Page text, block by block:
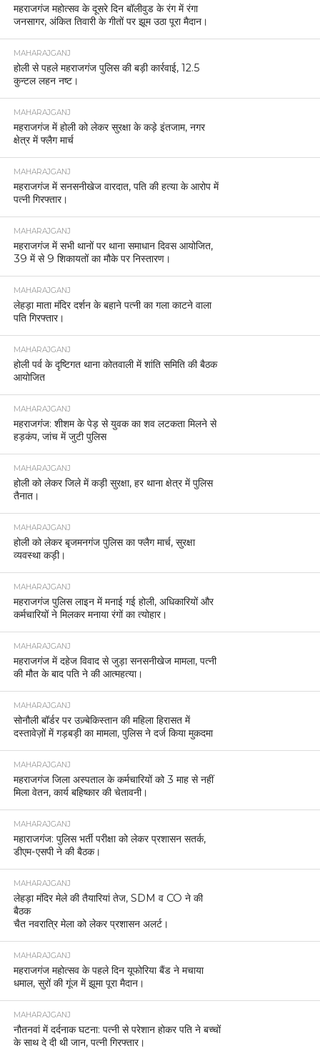
महराजगंज महोत्सव के दूसरे दिन बॉलीवुड के रंग में रंगा
जनसागर, अंकित तिवारी के गीतों पर झूम उठा पूरा मैदान।
MAHARAJGANJ
होली से पहले महराजगंज पुलिस की बड़ी कार्रवाई, 12.5
कुन्टल लहन नष्ट।
MAHARAJGANJ
महराजगंज में होली को लेकर सुरक्षा के कड़े इंतजाम, नगर
क्षेत्र में फ्लैग मार्च
MAHARAJGANJ
महराजगंज में सनसनीखेज वारदात, पति की हत्या के आरोप में
पत्नी गिरफ्तार।
MAHARAJGANJ
महराजगंज में सभी थानों पर थाना समाधान दिवस आयोजित,
39 में से 9 शिकायतों का मौके पर निस्तारण।
MAHARAJGANJ
लेहड़ा माता मंदिर दर्शन के बहाने पत्नी का गला काटने वाला
पति गिरफ्तार।
MAHARAJGANJ
होली पर्व के दृष्टिगत थाना कोतवाली में शांति समिति की बैठक
आयोजित
MAHARAJGANJ
महराजगंज: शीशम के पेड़ से युवक का शव लटकता मिलने से
हड़कंप, जांच में जुटी पुलिस
MAHARAJGANJ
होली को लेकर जिले में कड़ी सुरक्षा, हर थाना क्षेत्र में पुलिस
तैनात।
MAHARAJGANJ
होली को लेकर बृजमनगंज पुलिस का फ्लैग मार्च, सुरक्षा
व्यवस्था कड़ी।
MAHARAJGANJ
महराजगंज पुलिस लाइन में मनाई गई होली, अधिकारियों और
कर्मचारियों ने मिलकर मनाया रंगों का त्योहार।
MAHARAJGANJ
महराजगंज में दहेज विवाद से जुड़ा सनसनीखेज मामला, पत्नी
की मौत के बाद पति ने की आत्महत्या।
MAHARAJGANJ
सोनौली बॉर्डर पर उज़्बेकिस्तान की महिला हिरासत में
दस्तावेज़ों में गड़बड़ी का मामला, पुलिस ने दर्ज किया मुकदमा
MAHARAJGANJ
महराजगंज जिला अस्पताल के कर्मचारियों को 3 माह से नहीं
मिला वेतन, कार्य बहिष्कार की चेतावनी।
MAHARAJGANJ
महाराजगंज: पुलिस भर्ती परीक्षा को लेकर प्रशासन सतर्क,
डीएम-एसपी ने की बैठक।
MAHARAJGANJ
लेहड़ा मंदिर मेले की तैयारियां तेज, SDM व CO ने की
बैठक
चैत नवरात्रि मेला को लेकर प्रशासन अलर्ट।
MAHARAJGANJ
महराजगंज महोत्सव के पहले दिन यूफोरिया बैंड ने मचाया
धमाल, सुरों की गूंज में झूमा पूरा मैदान।
MAHARAJGANJ
नौतनवां में दर्दनाक घटना: पत्नी से परेशान होकर पति ने बच्चों
के साथ दे दी थी जान, पत्नी गिरफ्तार।